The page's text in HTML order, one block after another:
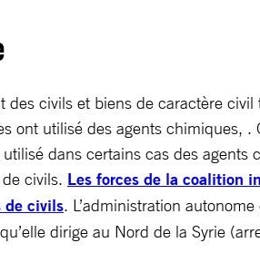
civils et biens de caractère
ont utilisé des agents chimiques,
dans certains cas des
civils. Les forces de la coalition
de civils. L’administration
dirige au Nord de la Syrie